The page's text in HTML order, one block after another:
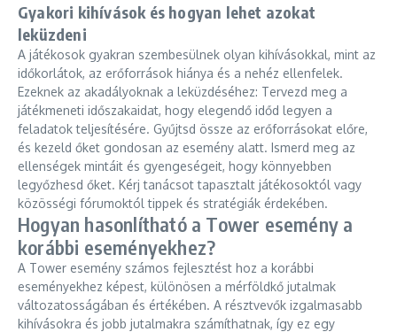
Gyakori kihívások és hogyan lehet azokat
leküzdeni
A játékosok gyakran szembesülnek olyan kihívásokkal, mint az
időkorlátok, az erőforrások hiánya és a nehéz ellenfelek.
Ezeknek az akadályoknak a leküzdéséhez: Tervezd meg a
játékmeneti időszakaidat, hogy elegendő időd legyen a
feladatok teljesítésére. Gyűjtsd össze az erőforrásokat előre,
és kezeld őket gondosan az esemény alatt. Ismerd meg az
ellenségek mintáit és gyengeségeit, hogy könnyebben
legyőzhesd őket. Kérj tanácsot tapasztalt játékosoktól vagy
közösségi fórumoktól tippek és stratégiák érdekében.
Hogyan hasonlítható a Tower esemény a
korábbi eseményekhez?
A Tower esemény számos fejlesztést hoz a korábbi
eseményekhez képest, különösen a mérföldkő jutalmak
változatosságában és értékében. A résztvevők izgalmasabb
kihívásokra és jobb jutalmakra számíthatnak, így ez egy